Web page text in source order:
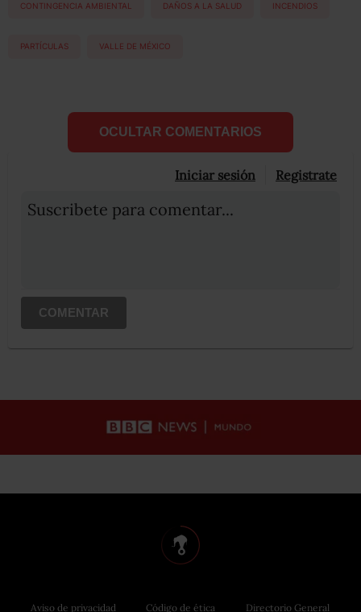
CONTINGENCIA AMBIENTAL DAÑOS A LA SALUD INCENDIOS
PARTÍCULAS VALLE DE MÉXICO
OCULTAR COMENTARIOS
Iniciar sesión Registrate
Suscribete para comentar...
COMENTAR
Aviso de privacidad Código de ética Directorio General